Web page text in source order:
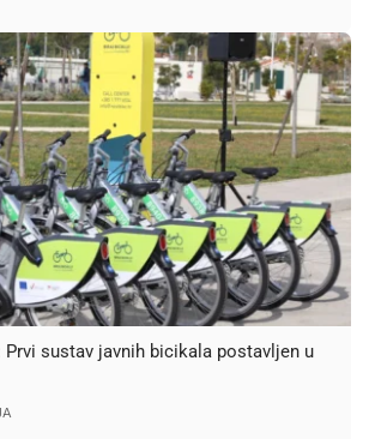
Prvi sustav javnih bicikala postavljen u